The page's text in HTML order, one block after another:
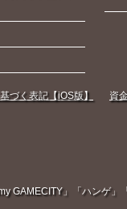
づく表記【iOS版】 資
」「ハンゲ」